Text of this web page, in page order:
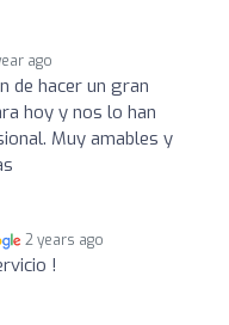
ago
de hacer un gran
hoy y nos lo han
Muy amables y
2 years ago
!